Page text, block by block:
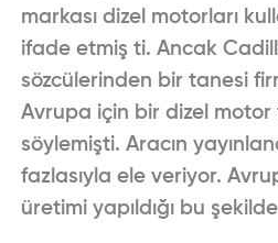
markası dizel motorları
ifade etmiş ti. Ancak
sözcülerinden bir tanesi
Avrupa için bir dizel motor
söylemişti. Aracın
fazlasıyla ele veriyor.
üretimi yapıldığı bu